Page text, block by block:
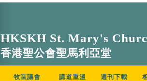
HKSKH St. Mary's
香港聖公會聖馬利亞堂
牧區議會 講道重溫 週刊下載